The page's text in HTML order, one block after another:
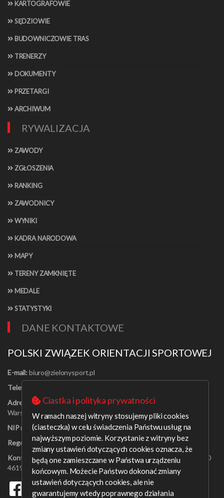
KARTOGRAFOWIE
SĘDZIOWIE
BUDOWNICZOWIE TRAS
TRENERZY
DOKUMENTY
PRZETARGI
ARCHIWUM
RYWALIZACJA
ZAWODY
ZGŁOSZENIA
RANKING
ZAWODNICY
WYNIKI
KADRA NARODOWA
MAPY
TERENY ZAMKNIĘTE
MEDALE
STATYSTYKI
DANE KONTAKTOWE
POLSKI ZWIĄZEK ORIENTACJI SPORTOWEJ
E-mail:
Telefon:
Adres:
Al. Jerozolimskie 30/21
Warszawa 00-024
NIP nr:
526-16-67-131
Regon nr:001408329
Konto bankowe:PEKAO SA o/Warszawa 09 1240 6218 1111 0000
4619 0314
Ciastka i polityka prywatności
W ramach naszej witryny stosujemy pliki cookies
(ciasteczka) w celu świadczenia Państwu usług na
najwyższym poziomie. Korzystanie z witryny bez
zmiany ustawień dotyczących cookies oznacza, że
będą one zamieszczane w Państwa urządzeniu
końcowym. Możecie Państwo dokonać zmiany
ustawień dotyczących cookies, ale nie
gwarantujemy wtedy poprawnego działania